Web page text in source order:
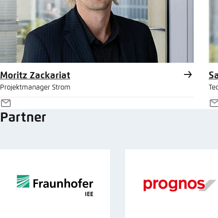
Moritz Zackariat
Projektmanager Strom
E-
Mail
Partner